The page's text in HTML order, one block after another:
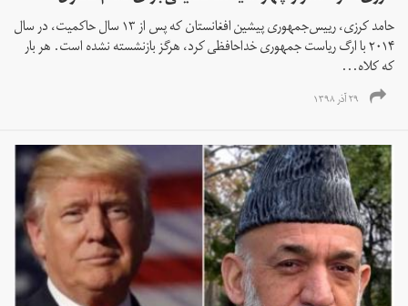
حامد کرزی، رییس‌جمهوری پیشین افغانستان که پس از ۱۳ سال حاکمیت، در سال
۲۰۱۴ با ارگ ریاست جمهوری خداحافظی کرد، هرگز بازنشسته نشده است. هر بار
که کلاه...
۲۹ آذر ۱۳۹۸